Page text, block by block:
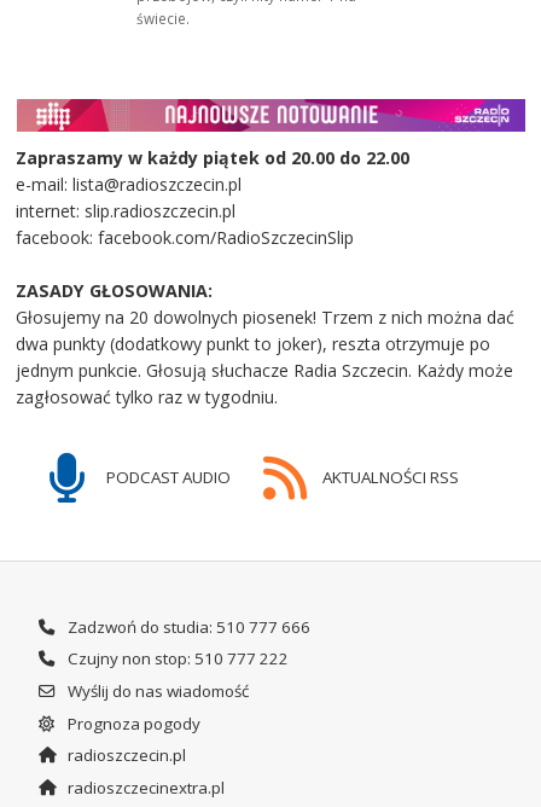
świecie.
Zapraszamy w każdy piątek od 20.00 do 22.00
e-mail: lista@radioszczecin.pl
internet: slip.radioszczecin.pl
facebook: facebook.com/RadioSzczecinSlip
ZASADY GŁOSOWANIA:
Głosujemy na 20 dowolnych piosenek! Trzem z nich można dać
dwa punkty (dodatkowy punkt to joker), reszta otrzymuje po
jednym punkcie. Głosują słuchacze Radia Szczecin. Każdy może
zagłosować tylko raz w tygodniu.
PODCAST AUDIO AKTUALNOŚCI RSS
Zadzwoń do studia: 510 777 666
Czujny non stop: 510 777 222
Wyślij do nas wiadomość
Prognoza pogody
radioszczecin.pl
radioszczecinextra.pl